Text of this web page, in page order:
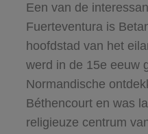
Een van de
Fuerteventura is
hoofdstad van het
werd in de 15e eeuw
Normandische
Béthencourt en was
religieuze centrum